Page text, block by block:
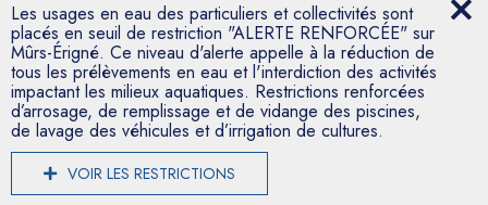
Les usages en eau des particuliers et collectivités sont
placés en seuil de restriction "ALERTE RENFORCÉE" sur
Mûrs-Érigné. Ce niveau d'alerte appelle à la réduction de
tous les prélèvements en eau et l'interdiction des activités
impactant les milieux aquatiques. Restrictions renforcées
d’arrosage, de remplissage et de vidange des piscines,
de lavage des véhicules et d’irrigation de cultures.
VOIR LES RESTRICTIONS